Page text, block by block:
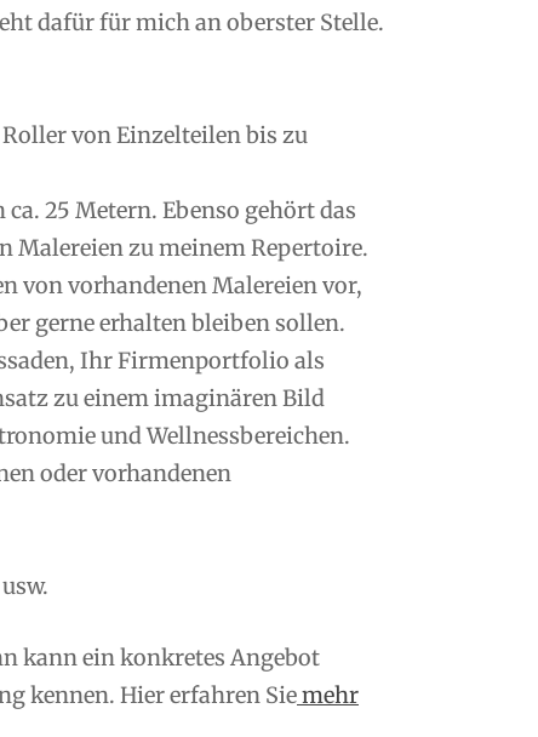
dafür für mich an oberster Stelle.
von Einzelteilen bis zu
25 Metern. Ebenso gehört das
Malereien zu meinem Repertoire.
von vorhandenen Malereien vor,
gerne erhalten bleiben sollen.
Ihr Firmenportfolio als
zu einem imaginären Bild
und Wellnessbereichen.
oder vorhandenen
kann ein konkretes Angebot
kennen. Hier erfahren Siemehr